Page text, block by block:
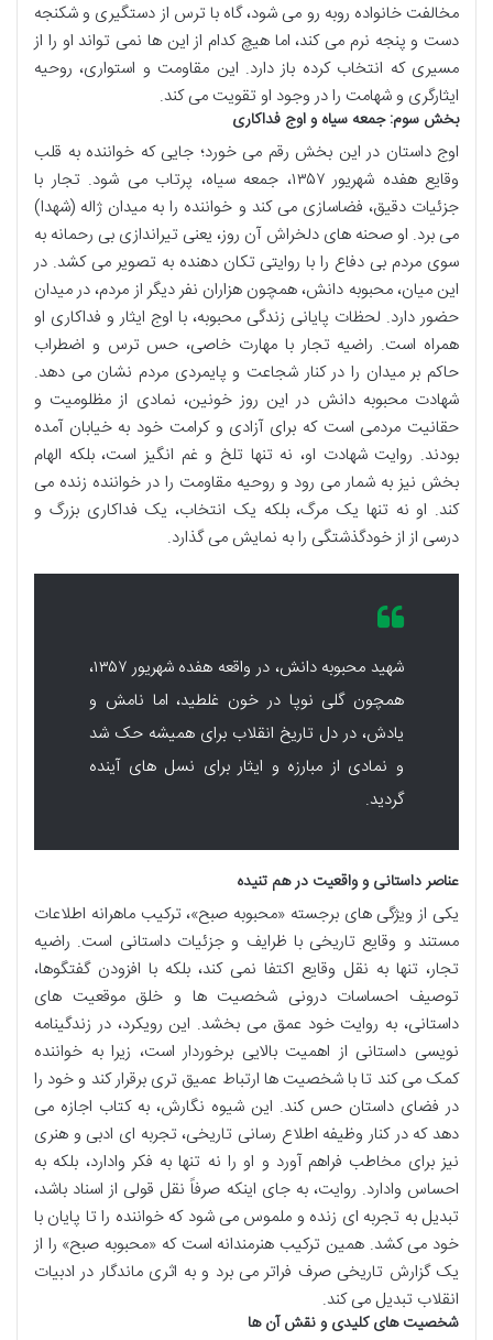
مخالفت خانواده روبه رو می شود، گاه با ترس از دستگیری و شکنجه
دست و پنجه نرم می کند، اما هیچ کدام از این ها نمی تواند او را از
مسیری که انتخاب کرده باز دارد. این مقاومت و استواری، روحیه
ایثارگری و شهامت را در وجود او تقویت می کند.
بخش سوم: جمعه سیاه و اوج فداکاری
اوج داستان در این بخش رقم می خورد؛ جایی که خواننده به قلب
وقایع هفده شهریور ۱۳۵۷، جمعه سیاه، پرتاب می شود. تجار با
جزئیات دقیق، فضاسازی می کند و خواننده را به میدان ژاله (شهدا)
می برد. او صحنه های دلخراش آن روز، یعنی تیراندازی بی رحمانه به
سوی مردم بی دفاع را با روایتی تکان دهنده به تصویر می کشد. در
این میان، محبوبه دانش، همچون هزاران نفر دیگر از مردم، در میدان
حضور دارد. لحظات پایانی زندگی محبوبه، با اوج ایثار و فداکاری او
همراه است. راضیه تجار با مهارت خاصی، حس ترس و اضطراب
حاکم بر میدان را در کنار شجاعت و پایمردی مردم نشان می دهد.
شهادت محبوبه دانش در این روز خونین، نمادی از مظلومیت و
حقانیت مردمی است که برای آزادی و کرامت خود به خیابان آمده
بودند. روایت شهادت او، نه تنها تلخ و غم انگیز است، بلکه الهام
بخش نیز به شمار می رود و روحیه مقاومت را در خواننده زنده می
کند. او نه تنها یک مرگ، بلکه یک انتخاب، یک فداکاری بزرگ و
درسی از از خودگذشتگی را به نمایش می گذارد.
شهید محبوبه دانش، در واقعه هفده شهریور ۱۳۵۷،
همچون گلی نوپا در خون غلطید، اما نامش و
یادش، در دل تاریخ انقلاب برای همیشه حک شد
و نمادی از مبارزه و ایثار برای نسل های آینده
گردید.
عناصر داستانی و واقعیت در هم تنیده
یکی از ویژگی های برجسته «محبوبه صبح»، ترکیب ماهرانه اطلاعات
مستند و وقایع تاریخی با ظرایف و جزئیات داستانی است. راضیه
تجار، تنها به نقل وقایع اکتفا نمی کند، بلکه با افزودن گفتگوها،
توصیف احساسات درونی شخصیت ها و خلق موقعیت های
داستانی، به روایت خود عمق می بخشد. این رویکرد، در زندگینامه
نویسی داستانی از اهمیت بالایی برخوردار است، زیرا به خواننده
کمک می کند تا با شخصیت ها ارتباط عمیق تری برقرار کند و خود را
در فضای داستان حس کند. این شیوه نگارش، به کتاب اجازه می
دهد که در کنار وظیفه اطلاع رسانی تاریخی، تجربه ای ادبی و هنری
نیز برای مخاطب فراهم آورد و او را نه تنها به فکر وادارد، بلکه به
احساس وادارد. روایت، به جای اینکه صرفاً نقل قولی از اسناد باشد،
تبدیل به تجربه ای زنده و ملموس می شود که خواننده را تا پایان با
خود می کشد. همین ترکیب هنرمندانه است که «محبوبه صبح» را از
یک گزارش تاریخی صرف فراتر می برد و به اثری ماندگار در ادبیات
انقلاب تبدیل می کند.
شخصیت های کلیدی و نقش آن ها